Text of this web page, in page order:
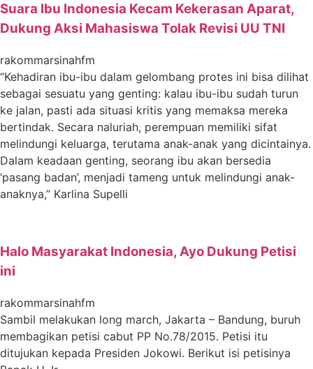
Suara Ibu Indonesia Kecam Kekerasan Aparat,
Dukung Aksi Mahasiswa Tolak Revisi UU TNI
rakommarsinahfm
“Kehadiran ibu-ibu dalam gelombang protes ini bisa dilihat
sebagai sesuatu yang genting: kalau ibu-ibu sudah turun
ke jalan, pasti ada situasi kritis yang memaksa mereka
bertindak. Secara naluriah, perempuan memiliki sifat
melindungi keluarga, terutama anak-anak yang dicintainya.
Dalam keadaan genting, seorang ibu akan bersedia
‘pasang badan’, menjadi tameng untuk melindungi anak-
anaknya,” Karlina Supelli
Halo Masyarakat Indonesia, Ayo Dukung Petisi
ini
rakommarsinahfm
Sambil melakukan long march, Jakarta – Bandung, buruh
membagikan petisi cabut PP No.78/2015. Petisi itu
ditujukan kepada Presiden Jokowi. Berikut isi petisinya